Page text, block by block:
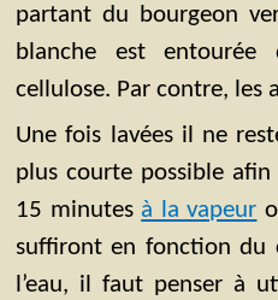
partant du bourgeon
blanche est entourée
cellulose. Par contre, les
Une fois lavées il ne
plus courte possible
15 minutes à la vapeur
suffiront en fonction du
l’eau, il faut penser à